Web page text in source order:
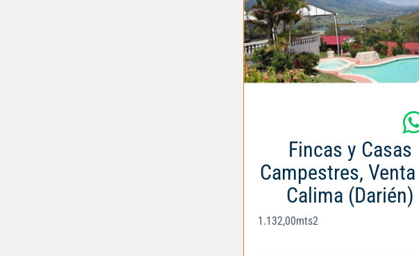
Fincas y Casas
Campestres, Venta
Calima (Darién)
1.132,00mts2